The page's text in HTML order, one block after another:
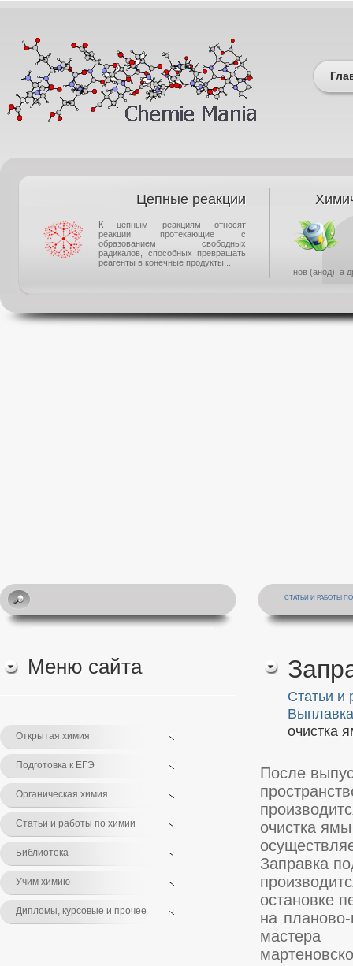
Цепные реакции
К цепным реакциям относят
реакции, протекающие с
образованием свободных
радикалов, способных превращать
реагенты в конечные продукты...
нов (анод), а
СТАТЬИ И РАБОТЫ
Меню сайта
Открытая химия
Подготовка к ЕГЭ
Органическая химия
Статьи и работы по химии
Библиотека
Учим химию
Дипломы, курсовые и прочее
Статьи и
очистка
После
очистка
Заправка
остановке
на
мастера